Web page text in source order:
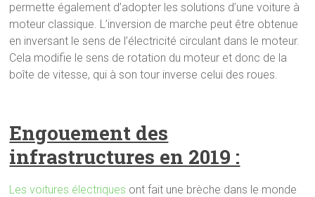
permette également d’adopter les solutions d’une voiture à
moteur classique. L’inversion de marche peut être obtenue
en inversant le sens de l’électricité circulant dans le moteur.
Cela modifie le sens de rotation du moteur et donc de la
boîte de vitesse, qui à son tour inverse celui des roues.
Engouement des
infrastructures en 2019 :
Les voitures électriques ont fait une brèche dans le monde